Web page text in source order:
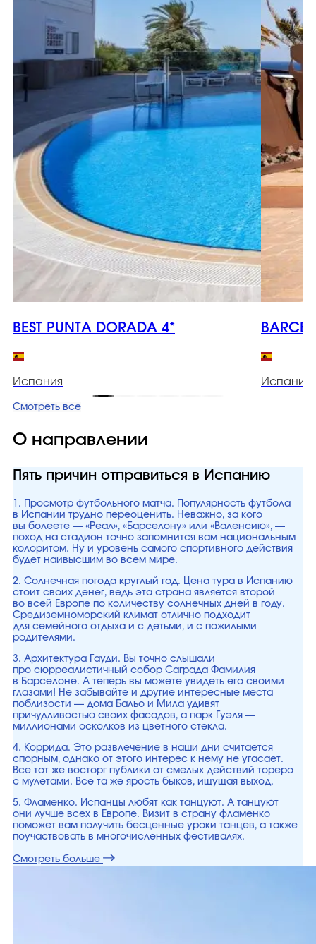
BEST PUNTA DORADA 4*
Испания Испания
Смотреть все
О направлении
Пять причин отправиться в Испанию
1. Просмотр футбольного матча. Популярность футбола
в Испании трудно переоценить. Неважно, за кого
вы болеете — «Реал», «Барселону» или «Валенсию», —
поход на стадион точно запомнится вам национальным
колоритом. Ну и уровень самого спортивного действия
будет наивысшим во всем мире.
2. Солнечная погода круглый год. Цена тура в Испанию
стоит своих денег, ведь эта страна является второй
во всей Европе по количеству солнечных дней в году.
Средиземноморский климат отлично подходит
для семейного отдыха и с детьми, и с пожилыми
родителями.
3. Архитектура Гауди. Вы точно слышали
про сюрреалистичный собор Саграда Фамилия
в Барселоне. А теперь вы можете увидеть его своими
глазами! Не забывайте и другие интересные места
поблизости — дома Бальо и Мила удивят
причудливостью своих фасадов, а парк Гуэля —
миллионами осколков из цветного стекла.
4. Коррида. Это развлечение в наши дни считается
спорным, однако от этого интерес к нему не угасает.
Все тот же восторг публики от смелых действий тореро
с мулетами. Все та же ярость быков, ищущая выход.
5. Фламенко. Испанцы любят как танцуют. А танцуют
они лучше всех в Европе. Визит в страну фламенко
поможет вам получить бесценные уроки танцев, а также
поучаствовать в многочисленных фестивалях.
Смотреть больше